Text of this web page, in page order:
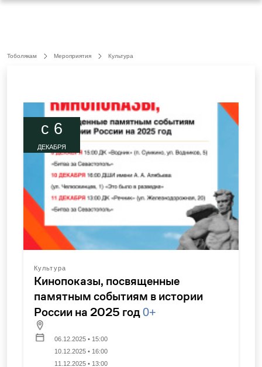
Тоболякам Мероприятия Культура
c 6
ДЕКАБРЯ
Культура
Кинопоказы, посвященные
памятным событиям в истории
России на 2025 год0+
06.12.2025 • 15:00
10.12.2025 • 16:00
11.12.2025 • 13:00